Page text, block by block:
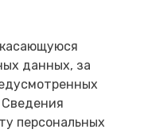
данных, за
персональных